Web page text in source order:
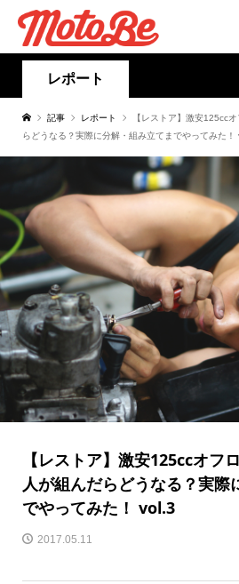
レポート
記事 レポート
【レストア】激安125cc
らどうなる？実際に分解・組み立てまでやってみた！
【レストア】激安125ccオフ
人が組んだらどうなる？実際
でやってみた！ vol.3
2017.05.11